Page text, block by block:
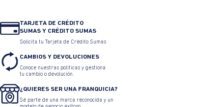
TARJETA DE CRÉDITO
SUMAS Y CRÉDITO SUMAS
Solicita tu Tarjeta de Crédito Sumas
CAMBIOS Y DEVOLUCIONES
Conoce nuestras políticas y gestiona
tu cambio o devolución.
¿QUIERES SER UNA FRANQUICIA?
Sé parte de una marca reconocida y un